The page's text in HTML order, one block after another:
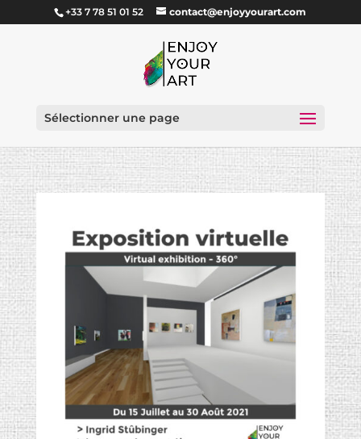
+33 7 78 51 01 52 contact@enjoyyourart.com
Sélectionner une page